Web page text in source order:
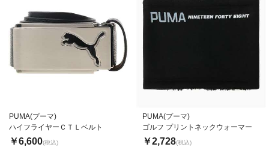
PUMA(プーマ)
ハイフライヤーＣＴＬベルト
￥6,600(税込)
PUMA(プーマ)
ゴルフ プリントネックウォーマー
￥2,728(税込)